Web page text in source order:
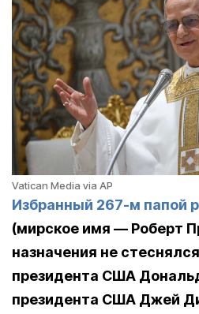
Vatican Media via AP
Избранный 267-м папой
(мирское имя — Роберт
назначения не
президента США
президента США Джей